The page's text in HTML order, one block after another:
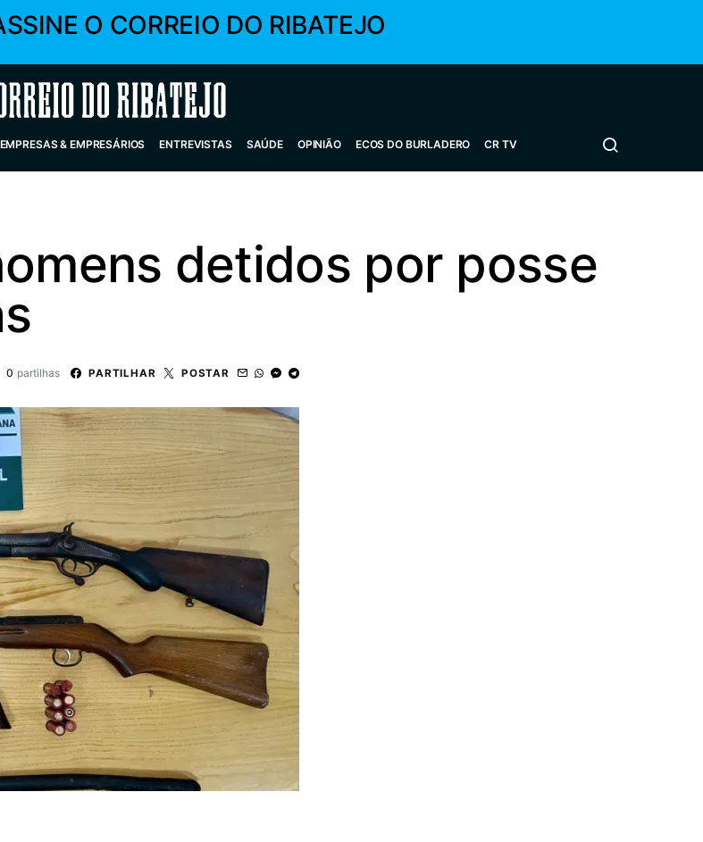
O CORREIO DO RIBATEJO
do Ribatejo
EMPRESAS & EMPRESÁRIOS ENTREVISTAS SAÚDE OPINIÃO ECOS DO BURLADERO CR TV
detidos por posse
0 partilhas PARTILHAR POSTAR